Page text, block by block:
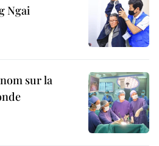
Ngai
sur la